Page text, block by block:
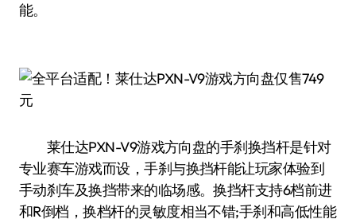
能。
莱仕达PXN-V9游戏方向盘的手刹换挡杆是针对
专业赛车游戏而设，手刹与换挡杆能让玩家体验到
手动刹车及换挡带来的临场感。换挡杆支持6档前进
和R倒档，换档杆的灵敏度相当不错;手刹和高低性能